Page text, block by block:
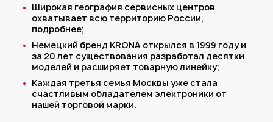
Широкая география сервисных центров
охватывает всю территорию России,
подробнее;
Немецкий бренд KRONA открылся в 1999 году и
за 20 лет существования разработал десятки
моделей и расширяет товарную линейку;
Каждая третья семья Москвы уже стала
счастливым обладателем электроники от
нашей торговой марки.